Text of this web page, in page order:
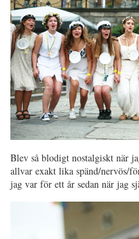
Blev så blodigt nostalgiskt när
allvar exakt lika spänd/nervös/
jag var för ett år sedan när jag